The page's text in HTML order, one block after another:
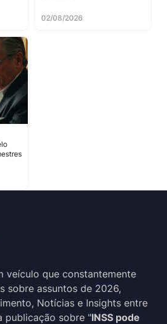
02/08/2026
veículo que constantemente
sobre assuntos de 2026,
Notícias e Insights entre
publicação sobre "INSS pode